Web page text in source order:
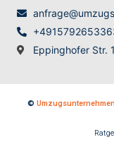
Eppinghofer Str.
©